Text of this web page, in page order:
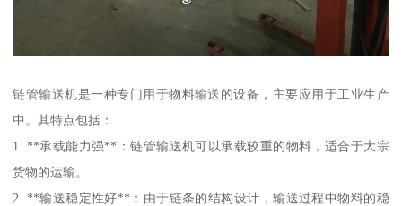
链管输送机是一种专门用于物料输送的设备，主要应用于工业生产
中。其特点包括：
1. **承载能力强**：链管输送机可以承载较重的物料，适合于大宗
货物的运输。
2. **输送稳定性好**：由于链条的结构设计，输送过程中物料的稳